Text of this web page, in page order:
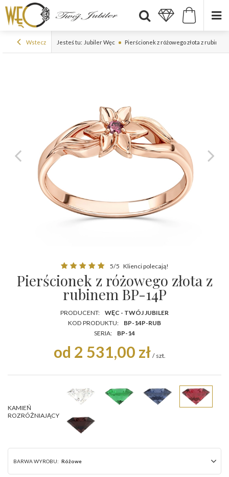
Wstecz Jesteś tu: Jubiler Węc Pierścionek z różowego złota z rubinem
5/5 Klienci polecają!
Pierścionek z różowego złota z
rubinem BP-14P
PRODUCENT:
WĘC - TWÓJ JUBILER
KOD PRODUKTU:
BP-14P-RUB
SERIA:
BP-14
od 2 531,00 zł / szt.
KAMIEŃ
ROZRÓŻNIAJĄCY
BARWA WYROBU: Różowe